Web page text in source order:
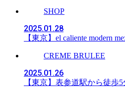
SHOP
2025.01.28
【東京】el caliente modern
CREME BRULEE
2025.01.26
【東京】表参道駅から徒歩